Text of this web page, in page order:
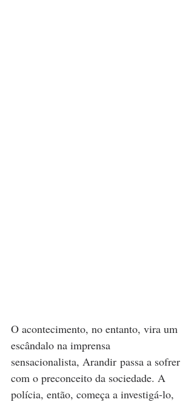
O acontecimento, no entanto, vira um
escândalo na imprensa
sensacionalista, Arandir passa a sofrer
com o preconceito da sociedade. A
polícia, então, começa a investigá-lo,